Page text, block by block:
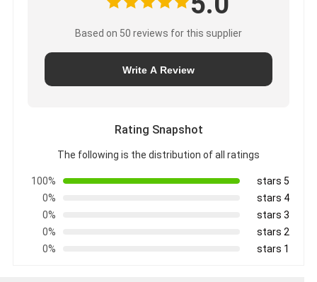
Based on 50 reviews for this supplier
Write A Review
Rating Snapshot
The following is the distribution of all ratings
5 stars
100%
4 stars
0%
3 stars
0%
2 stars
0%
1 stars
0%